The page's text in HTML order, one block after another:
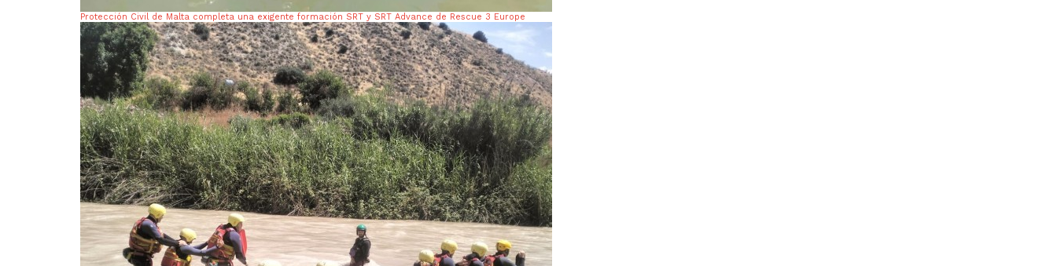
Protección Civil de Malta completa una exigente formación SRT y SRT Advance de Rescue 3 Europe